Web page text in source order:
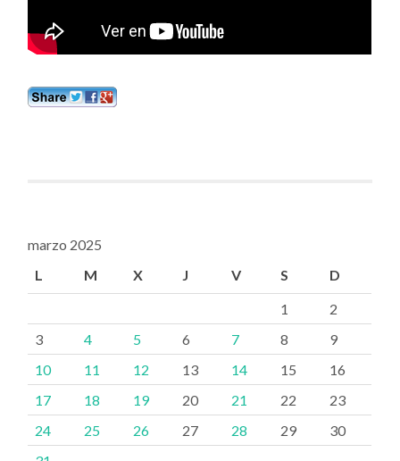
marzo 2025
L
M X J V S D
1
2
3
4 5 6 7 8
9
10
11 12 13 14 15
16
17
18 19 20 21 22
23
24
25 26 27 28 29
30